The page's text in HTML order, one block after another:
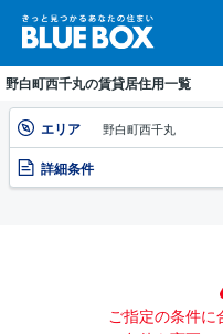
野白町西千丸の賃貸居住用一覧
エリア 野白町西千丸
詳細条件
ご指定の条件に